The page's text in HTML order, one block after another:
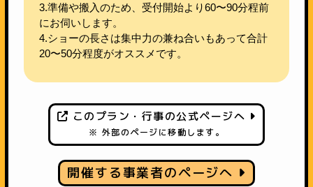
3.準備や搬入のため、受付開始より60〜90分程前
にお伺いします。
4.ショーの長さは集中力の兼ね合いもあって合計
20〜50分程度がオススメです。
このプラン・行事の公式ページへ
※ 外部のページに移動します。
開催する事業者のページへ